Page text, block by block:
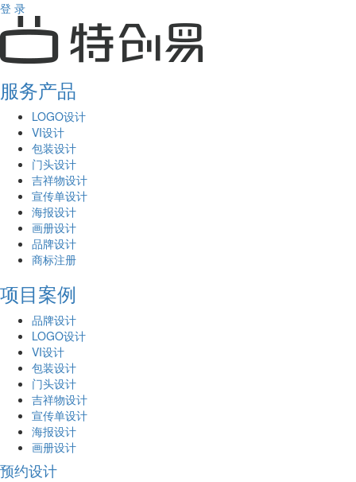
登 录
服务产品
LOGO设计
VI设计
包装设计
门头设计
吉祥物设计
宣传单设计
海报设计
画册设计
品牌设计
商标注册
项目案例
品牌设计
LOGO设计
VI设计
包装设计
门头设计
吉祥物设计
宣传单设计
海报设计
画册设计
预约设计